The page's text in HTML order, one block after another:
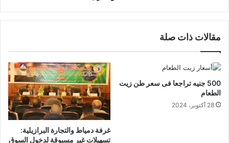
مقالات ذات صلة
500 جنيه تراجعا فى سعر طن زيت
الطعام
28 أكتوبر، 2024
غرفة دمياط والتجارة البرازيلية:
تسهيلات غير مسبوقة لدخول السوق